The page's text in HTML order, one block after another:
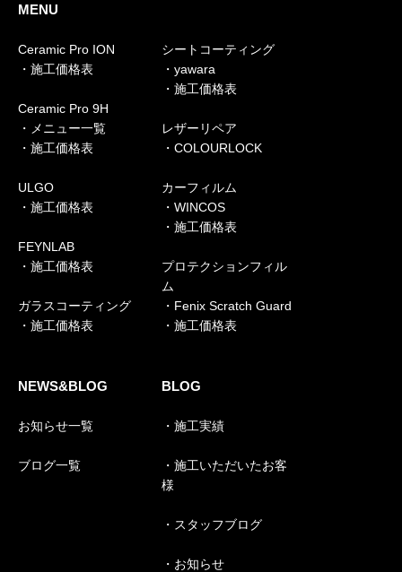
MENU
Ceramic Pro ION
・施工価格表
Ceramic Pro 9H
・メニュー一覧
・施工価格表
ULGO
・施工価格表
FEYNLAB
・施工価格表
ガラスコーティング
・施工価格表
シートコーティング
・yawara
・施工価格表
レザーリペア
・COLOURLOCK
カーフィルム
・WINCOS
・施工価格表
プロテクションフィル
ム
・Fenix Scratch Guard
・施工価格表
NEWS&BLOG
お知らせ一覧
ブログ一覧
BLOG
・施工実績
・施工いただいたお客
様
・スタッフブログ
・お知らせ